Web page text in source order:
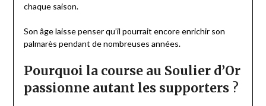
chaque saison.
Son âge laisse penser qu’il pourrait encore enrichir son
palmarès pendant de nombreuses années.
Pourquoi la course au Soulier d’Or
passionne autant les supporters?